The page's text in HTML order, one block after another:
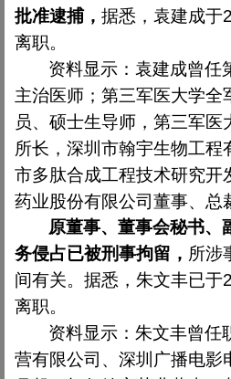
批准逮捕， 据悉，袁建成于
离职。
资料显示：袁建成曾任
主治医师；第三军医大学全
员、硕士生导师，第三军医
所长，深圳市翰宇生物工程
市多肽合成工程技术研究开
药业股份有限公司董事、总
原董事、董事会秘书、
务侵占已被刑事拘留， 所涉
间有关。据悉，朱文丰已于
离职。
资料显示：朱文丰曾任
营有限公司、深圳广播电影